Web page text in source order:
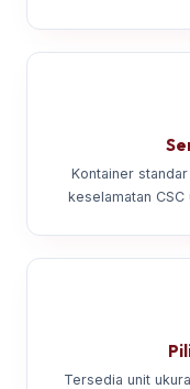
Kontainer
keselamatan
Tersedia unit